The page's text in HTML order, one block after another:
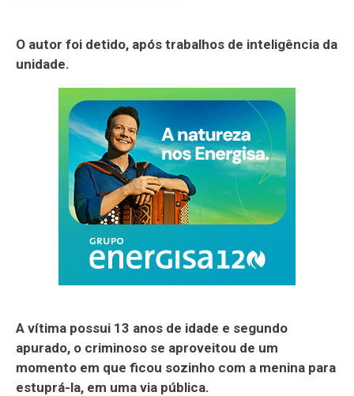
O autor foi detido, após trabalhos de inteligência da
unidade.
A vítima possui 13 anos de idade e segundo
apurado, o criminoso se aproveitou de um
momento em que ficou sozinho com a menina para
estuprá-la, em uma via pública.